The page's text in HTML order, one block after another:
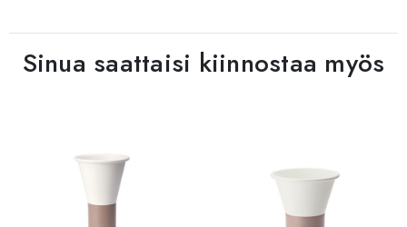
Sinua saattaisi kiinnostaa myös